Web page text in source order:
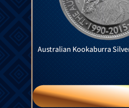
Australian Kookaburra